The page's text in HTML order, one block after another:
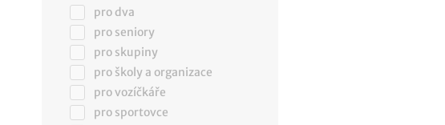
pro dva
pro seniory
pro skupiny
pro školy a organizace
pro vozíčkáře
pro sportovce